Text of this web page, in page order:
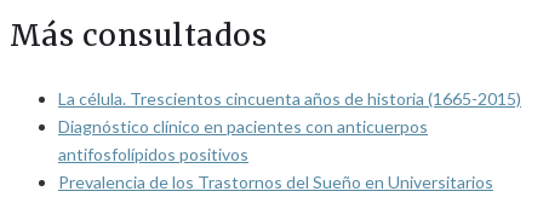
Más consultados
La célula. Trescientos cincuenta años de historia (1665-2015)
Diagnóstico clínico en pacientes con anticuerpos
antifosfolípidos positivos
Prevalencia de los Trastornos del Sueño en Universitarios